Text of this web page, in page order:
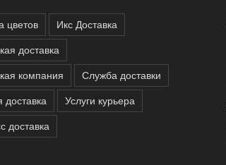
цветов
Икс Доставка
доставка
компания
Служба доставки
Услуги курьера
доставка